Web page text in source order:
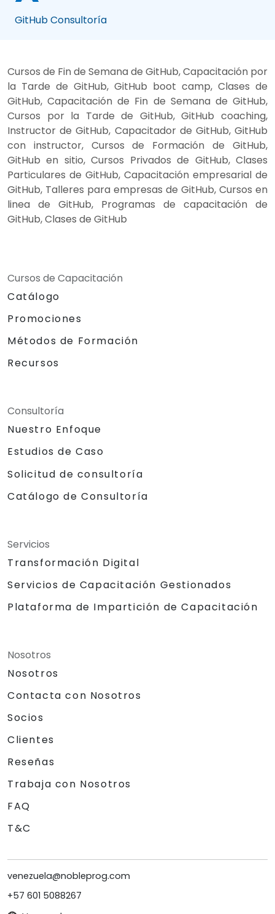
GitHub Consultoría
Cursos de Fin de Semana de GitHub, Capacitación por
la Tarde de GitHub, GitHub boot camp, Clases de
GitHub, Capacitación de Fin de Semana de GitHub,
Cursos por la Tarde de GitHub, GitHub coaching,
Instructor de GitHub, Capacitador de GitHub, GitHub
con instructor, Cursos de Formación de GitHub,
GitHub en sitio, Cursos Privados de GitHub, Clases
Particulares de GitHub, Capacitación empresarial de
GitHub, Talleres para empresas de GitHub, Cursos en
linea de GitHub, Programas de capacitación de
GitHub, Clases de GitHub
Cursos de Capacitación
Catálogo
Promociones
Métodos de Formación
Recursos
Consultoría
Nuestro Enfoque
Estudios de Caso
Solicitud de consultoría
Catálogo de Consultoría
Servicios
Transformación Digital
Servicios de Capacitación Gestionados
Plataforma de Impartición de Capacitación
Nosotros
Nosotros
Contacta con Nosotros
Socios
Clientes
Reseñas
Trabaja con Nosotros
FAQ
T&C
venezuela@nobleprog.com
+57 601 5088267